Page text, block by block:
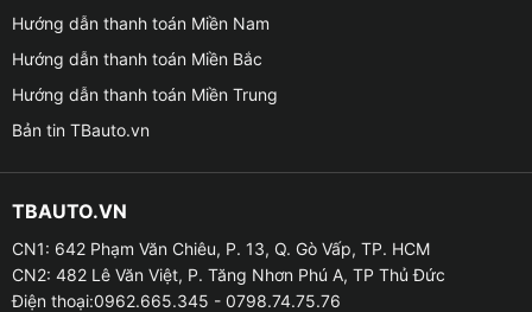
Hướng dẫn thanh toán Miền Nam
Hướng dẫn thanh toán Miền Bắc
Hướng dẫn thanh toán Miền Trung
Bản tin TBauto.vn
TBAUTO.VN
CN1: 642 Phạm Văn Chiêu, P. 13, Q. Gò Vấp, TP. HCM
CN2: 482 Lê Văn Việt, P. Tăng Nhơn Phú A, TP Thủ Đức
Điện thoại:0962.665.345 - 0798.74.75.76